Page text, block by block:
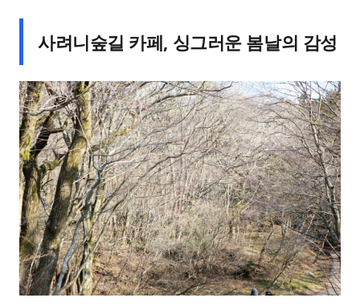
사려니숲길 카페, 싱그러운 봄날의 감성